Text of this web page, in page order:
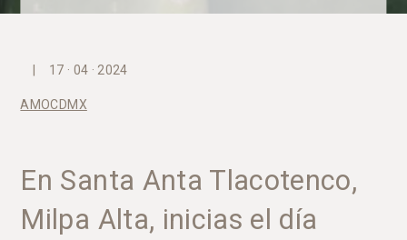
17 · 04 · 2024
AMOCDMX
En Santa Anta Tlacotenco,
Milpa Alta, inicias el día